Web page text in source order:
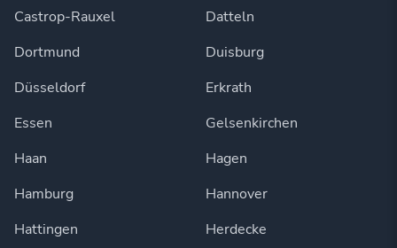
Castrop-Rauxel
Datteln
Dortmund
Duisburg
Düsseldorf
Erkrath
Essen
Gelsenkirchen
Haan
Hagen
Hamburg
Hannover
Hattingen
Herdecke